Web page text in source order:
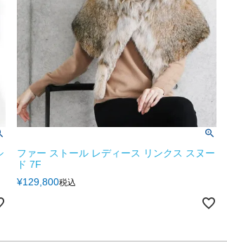
ファー ストール レディース リンクス スヌー
ド 7F
¥129,800税込